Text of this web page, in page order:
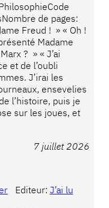
de pages:
Freud ! » « Oh !
Madame
? » « J’ai
et de l’oubli
J’irai les
ensevelies
l’histoire, puis je
sur les joues, et
7 juillet 2026
Editeur: J’ai lu